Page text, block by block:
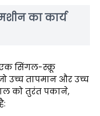
का कार्य
सिंगल-स्क्रू
उच्च तापमान और उच्च
को तुरंत पकाने,